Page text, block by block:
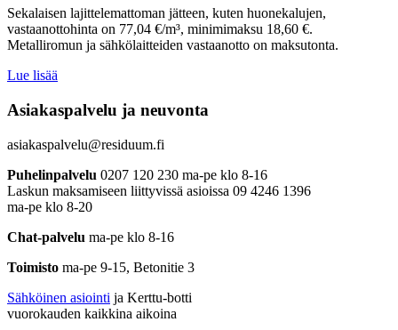
Sekalaisen lajittelemattoman jätteen, kuten huonekalujen,
vastaanottohinta on 77,04 €/m³, minimimaksu 18,60 €.
Metalliromun ja sähkölaitteiden vastaanotto on maksutonta.
Lue lisää
Asiakaspalvelu ja neuvonta
asiakaspalvelu@residuum.fi
Puhelinpalvelu 0207 120 230 ma-pe klo 8-16
Laskun maksamiseen liittyvissä asioissa 09 4246 1396
ma-pe klo 8-20
Chat-palvelu ma-pe klo 8-16
Toimisto ma-pe 9-15, Betonitie 3
Sähköinen asiointi ja Kerttu-botti
vuorokauden kaikkina aikoina